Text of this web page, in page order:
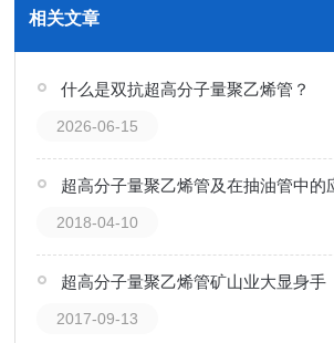
相关文章
什么是双抗超高分子量聚乙烯管？
2026-06-15
超高分子量聚乙烯管及在抽油管中的
2018-04-10
超高分子量聚乙烯管矿山业大显身手
2017-09-13